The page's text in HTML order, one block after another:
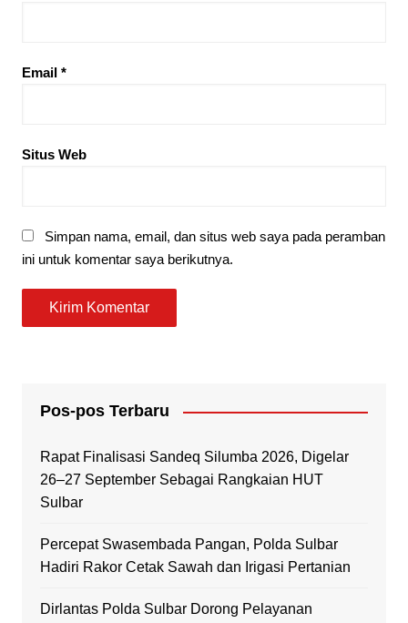
Email *
Situs Web
Simpan nama, email, dan situs web saya pada peramban
ini untuk komentar saya berikutnya.
Pos-pos Terbaru
Rapat Finalisasi Sandeq Silumba 2026, Digelar
26–27 September Sebagai Rangkaian HUT
Sulbar
Percepat Swasembada Pangan, Polda Sulbar
Hadiri Rakor Cetak Sawah dan Irigasi Pertanian
Dirlantas Polda Sulbar Dorong Pelayanan